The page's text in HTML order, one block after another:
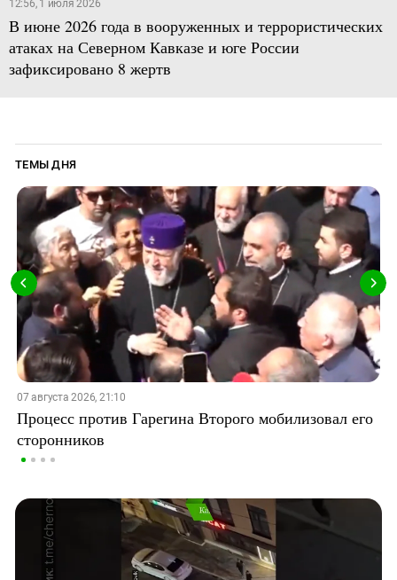
12:56, 1 июля 2026
В июне 2026 года в вооруженных и террористических
атаках на Северном Кавказе и юге России
зафиксировано 8 жертв
ТЕМЫ ДНЯ
07 августа 2026, 21:10
Процесс против Гарегина Второго мобилизовал его
сторонников